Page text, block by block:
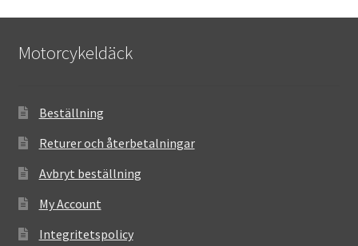
Motorcykeldäck
Beställning
Returer och återbetalningar
Avbryt beställning
My Account
Integritetspolicy